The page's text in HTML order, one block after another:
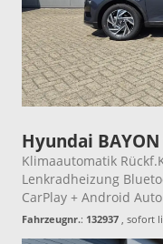
Hyundai BAYON
Klimaautomatik
Lenkradheizung
CarPlay + Android
Fahrzeugnr.: 132937 , sofort